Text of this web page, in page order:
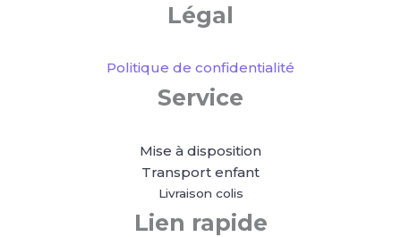
Légal
Politique de confidentialité
Service
Mise à disposition
Transport enfant
Livraison colis
Lien rapide